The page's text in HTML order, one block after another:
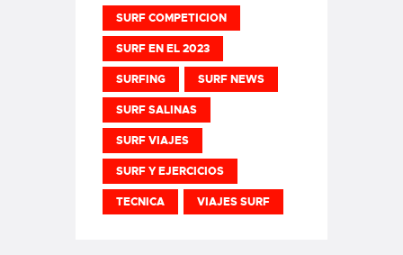
SURF COMPETICION
SURF EN EL 2023
SURFING SURF NEWS
SURF SALINAS
SURF VIAJES
SURF Y EJERCICIOS
TECNICA VIAJES SURF